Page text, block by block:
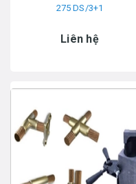
275 DS/3+1
Liên hệ